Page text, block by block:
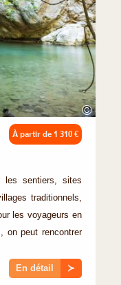
©
À partir de 1 310 €
les sentiers, sites
traditionnels,
les voyageurs en
on peut rencontrer
En détail ≻